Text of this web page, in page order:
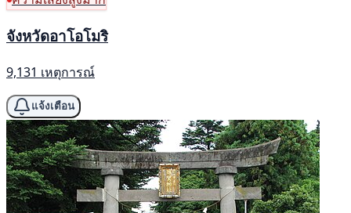
จังหวัดอาโอโมริ
9,131 เหตุการณ์
แจ้งเตือน